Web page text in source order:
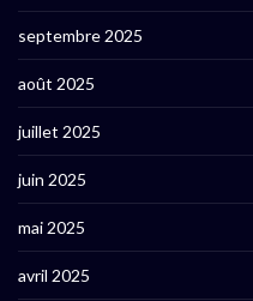
septembre 2025
août 2025
juillet 2025
juin 2025
mai 2025
avril 2025